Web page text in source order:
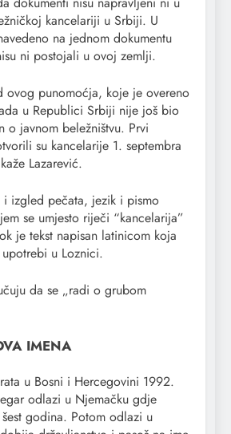
kancelariji u Srbiji. U
na jednom dokumentu
ni postojali u ovoj zemlji.
punomoćja, koje je overeno
u Republici Srbiji nije još bio
o javnom beležništvu. Prvi
su kancelarije 1. septembra
Lazarević.
i izgled pečata, jezik i pismo
se umjesto riječi “kancelarija”
je tekst napisan latinicom koja
u Loznici.
da se „radi o grubom
IMENA
u Bosni i Hercegovini 1992.
odlazi u Njemačku gdje
godina. Potom odlazi u